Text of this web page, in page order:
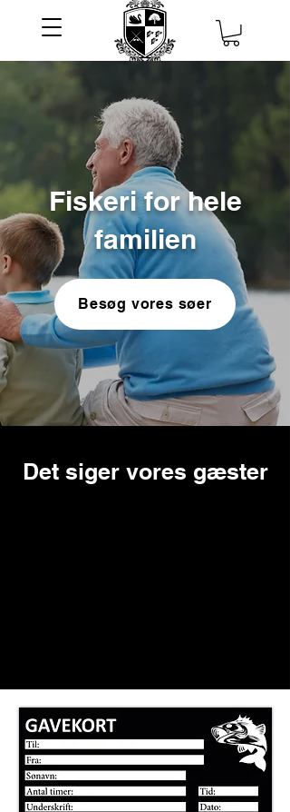
Fiskeri for hele
familien
Besøg vores søer
Det siger vores gæster